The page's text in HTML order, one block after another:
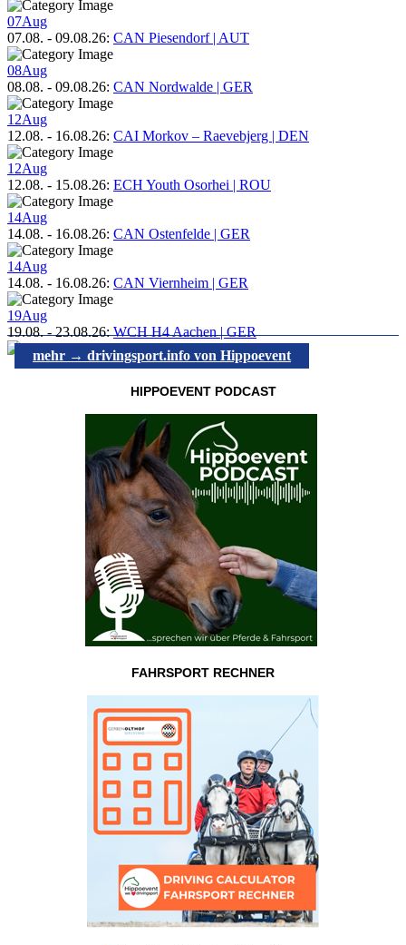
07Aug
07.08. - 09.08.26: CAN Piesendorf | AUT
08Aug
08.08. - 09.08.26: CAN Nordwalde | GER
12Aug
12.08. - 16.08.26: CAI Morkov – Raevebjerg | DEN
12Aug
12.08. - 15.08.26: ECH Youth Osorhei | ROU
14Aug
14.08. - 16.08.26: CAN Ostenfelde | GER
14Aug
14.08. - 16.08.26: CAN Viernheim | GER
19Aug
19.08.-23.08.26:WCH H4 Aachen | GER
mehr → drivingsport.info von Hippoevent
HIPPOEVENT PODCAST
FAHRSPORT RECHNER